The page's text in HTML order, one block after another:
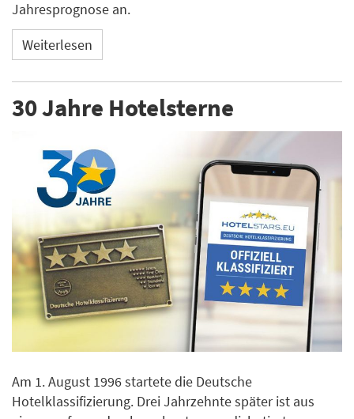
Jahresprognose an.
Weiterlesen
30 Jahre Hotelsterne
Am 1. August 1996 startete die Deutsche
Hotelklassifizierung. Drei Jahrzehnte später ist aus